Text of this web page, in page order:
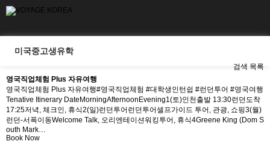
미국중고생유학
영국직업체험 Plus 자유여행
영국직업체험 Plus 자유여행#영국직업체험 #대학생인턴쉽 #런던투어 #영국여행
Tenative Itinerary DateMorningAfternoonEvening1(토)인천출발 13:30런던도착
17:25저녁, 체크인, 휴식2(일)런던투어런던투어셀프가이드 투어, 관광, 쇼핑3(월)
런던-서폭이동Welcome Talk, 오리엔테이션워킹투어, 휴식4Greene King (Dom S
outh Mark…
Book Now
검색 목록